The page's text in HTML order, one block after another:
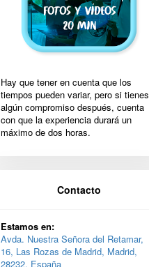
Hay que tener en cuenta que los
tiempos pueden variar, pero si tienes
algún compromiso después, cuenta
con que la experiencia durará un
máximo de dos horas.
Contacto
Estamos en:
Avda. Nuestra Señora del Retamar,
16, Las Rozas de Madrid, Madrid,
28232, España